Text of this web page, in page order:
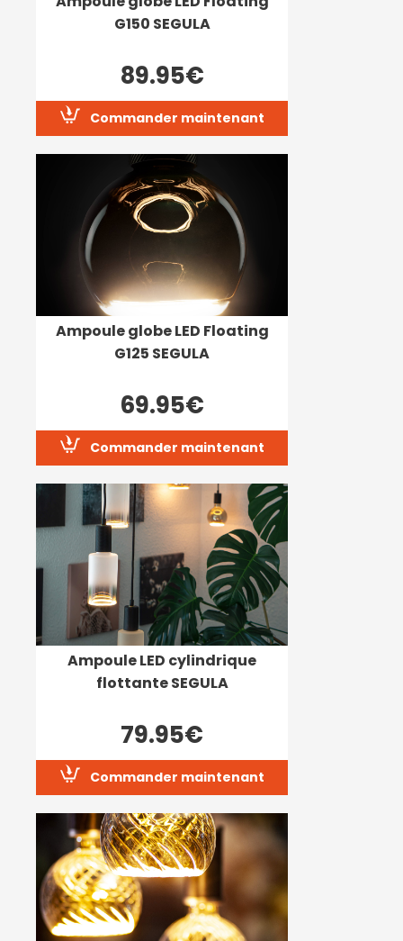
G150 SEGULA
89.95€
Commander maintenant
Ampoule globe LED Floating
G125 SEGULA
69.95€
Commander maintenant
Ampoule LED cylindrique
flottante SEGULA
79.95€
Commander maintenant